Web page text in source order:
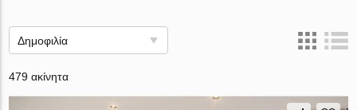
Δημοφιλία
479 ακίνητα